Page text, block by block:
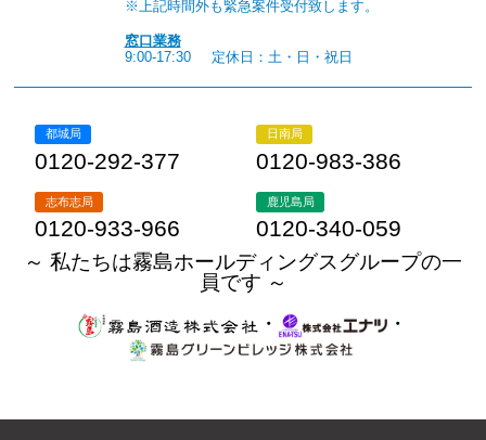
※上記時間外も緊急案件受付致します。
窓口業務
9:00-17:30
定休日：土・日・祝日
都城局
0120-292-377
日南局
0120-983-386
志布志局
0120-933-966
鹿児島局
0120-340-059
～ 私たちは霧島ホールディングスグループの一
員です ～
・
・